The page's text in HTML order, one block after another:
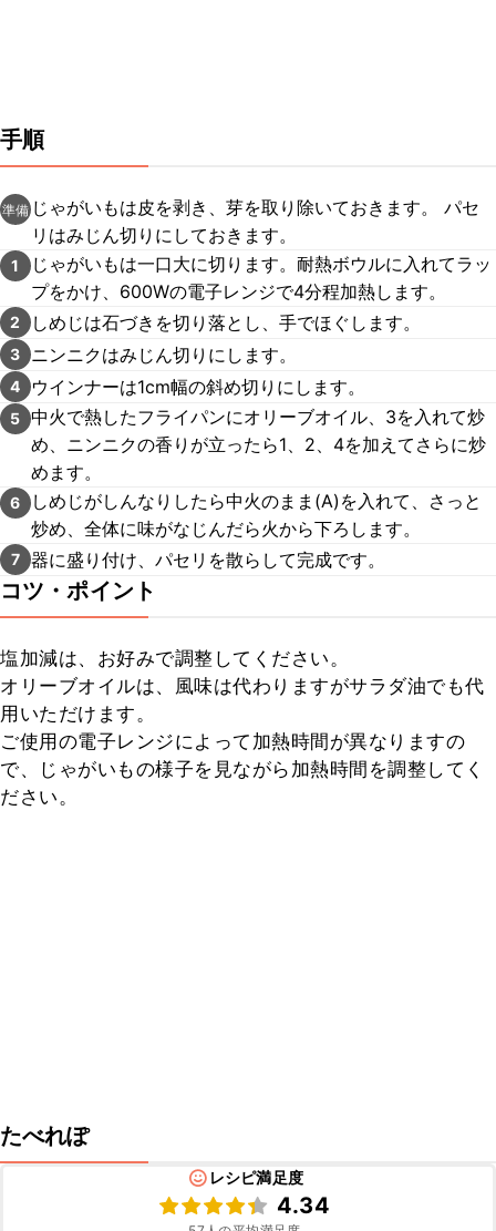
手順
準備 じゃがいもは皮を剥き、芽を取り除いておきます。 パセ
リはみじん切りにしておきます。
1
じゃがいもは一口大に切ります。耐熱ボウルに入れてラッ
プをかけ、600Wの電子レンジで4分程加熱します。
2 しめじは石づきを切り落とし、手でほぐします。
3 ニンニクはみじん切りにします。
4 ウインナーは1cm幅の斜め切りにします。
5 中火で熱したフライパンにオリーブオイル、3を入れて炒
め、ニンニクの香りが立ったら1、2、4を加えてさらに炒
めます。
6
しめじがしんなりしたら中火のまま(A)を入れて、さっと
炒め、全体に味がなじんだら火から下ろします。
7 器に盛り付け、パセリを散らして完成です。
コツ・ポイント
塩加減は、お好みで調整してください。
オリーブオイルは、風味は代わりますがサラダ油でも代
用いただけます。
ご使用の電子レンジによって加熱時間が異なりますの
で、じゃがいもの様子を見ながら加熱時間を調整してく
ださい。
たべれぽ
レシピ満足度
4.34